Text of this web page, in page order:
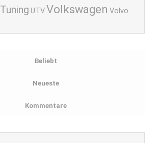
Tuning UTVVolkswagen Volvo
Beliebt
Neueste
Kommentare